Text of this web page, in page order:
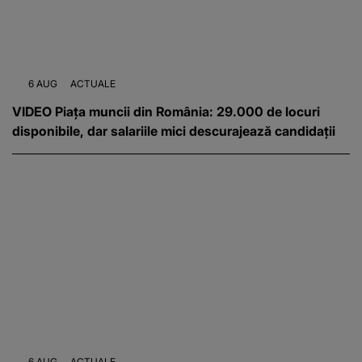
6 AUG ACTUALE
VIDEO Piața muncii din România: 29.000 de locuri
disponibile, dar salariile mici descurajează candidații